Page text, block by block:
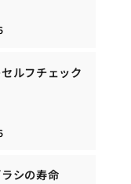
ルフチェック
シの寿命